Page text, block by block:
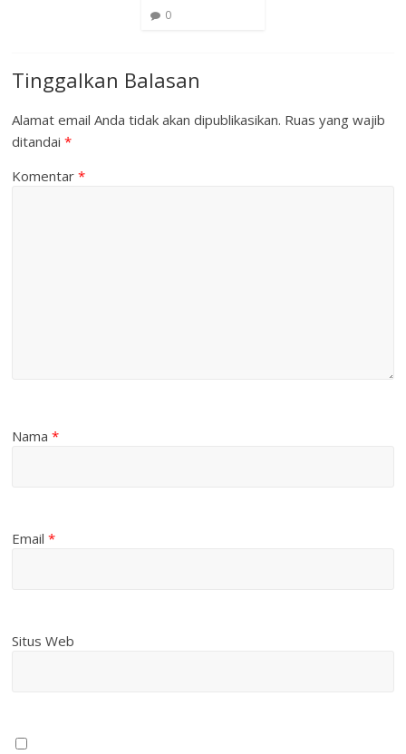
0
Tinggalkan Balasan
Alamat email Anda tidak akan dipublikasikan. Ruas yang wajib
ditandai*
Komentar*
Nama*
Email*
Situs Web